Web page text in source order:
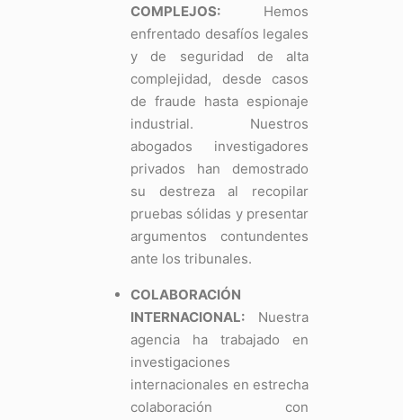
COMPLEJOS:Hemos
enfrentado desafíos legales
y de seguridad de alta
complejidad, desde casos
de fraude hasta espionaje
industrial. Nuestros
abogados investigadores
privados han demostrado
su destreza al recopilar
pruebas sólidas y presentar
argumentos contundentes
ante los tribunales.
COLABORACIÓN
INTERNACIONAL:Nuestra
agencia ha trabajado en
investigaciones
internacionales en estrecha
colaboración con